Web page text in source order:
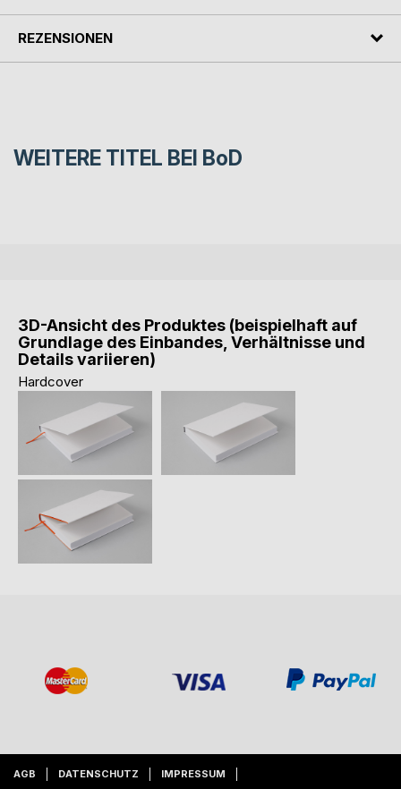
REZENSIONEN
WEITERE TITEL BEI BoD
3D-Ansicht des Produktes (beispielhaft auf
Grundlage des Einbandes, Verhältnisse und
Details variieren)
Hardcover
AGB DATENSCHUTZ IMPRESSUM